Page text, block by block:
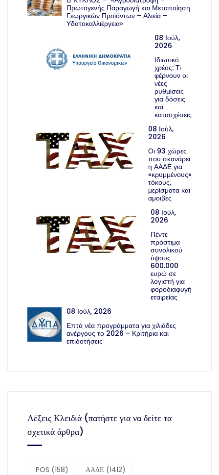
Πρωτογενής Παραγωγή και Μεταποίηση
Γεωργικών Προϊόντων – Αλιεία –
Υδατοκαλλιέργεια»
08 Ιούλ,
2026
Ιδιωτικό
χρέος: Τι
φέρνουν οι
νέες
ρυθμίσεις
για δόσεις
και
κατασχέσεις
08 Ιούλ,
2026
Οι 93 χώρες
που σκανάρει
η ΑΑΔΕ για
«κρυμμένους»
τόκους,
μερίσματα και
αμοιβές
08 Ιούλ,
2026
Πέντε
πρόστιμα
συνολικού
ύψους
600.000
ευρώ σε
λογιστή για
φοροδιαφυγή
εταιρείας
08 Ιούλ, 2026
Επτά νέα προγράμματα για χιλιάδες
ανέργους το 2026 – Κριτήρια και
επιδοτήσεις
Λέξεις Κλειδιά (πατήστε για να δείτε τα
σχετικά άρθρα)
POS (158) ΑΑΔΕ (1412)